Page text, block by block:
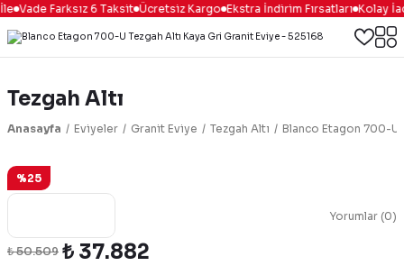
Vade Farksız 6 Taksit Ücretsiz Kargo Ekstra İndirim Fırsatları Kolay
Tezgah Altı
Anasayfa Eviyeler Granit Eviye Tezgah Altı Blanco Etagon 700-U
%25
Yorumlar (0)
₺ 50.509 ₺ 37.882